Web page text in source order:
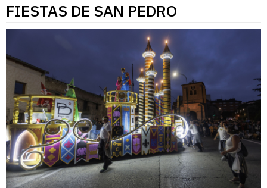
FIESTAS DE SAN PEDRO